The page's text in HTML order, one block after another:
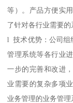
等）。产品方便实
了针对各行业需要的
l 技术优势：公司组
管理系统等各行业
一步的完善和改进
业需要的复杂多项
业务管理的业务管理